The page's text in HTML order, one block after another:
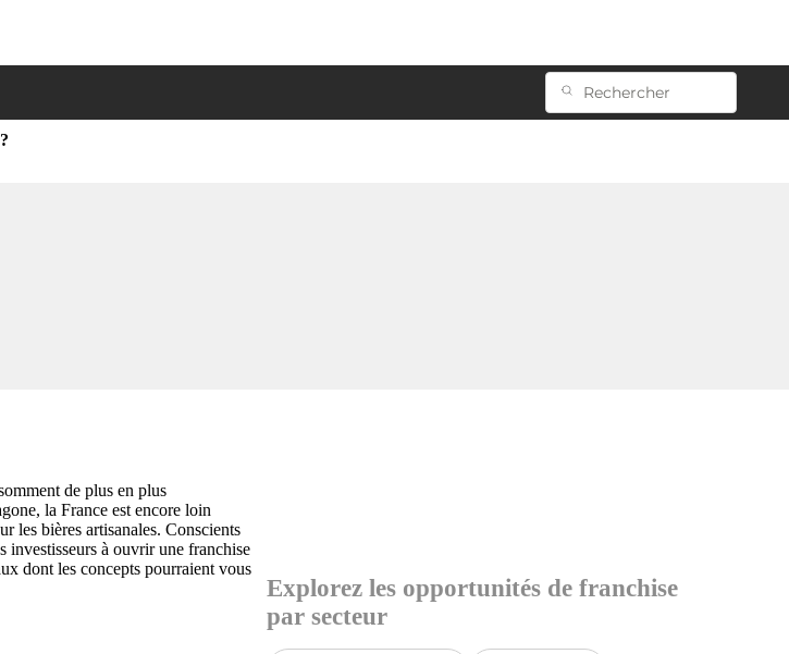
de plus en plus
la France est encore loin
les bières artisanales. Conscients
investisseurs à ouvrir une franchise
dont les concepts pourraient vous
Explorez les opportunités de franchise
par secteur